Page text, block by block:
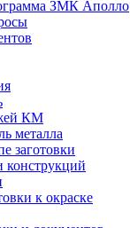
ЗМК Аполло
КМ
металла
заготовки
конструкций
к окраске